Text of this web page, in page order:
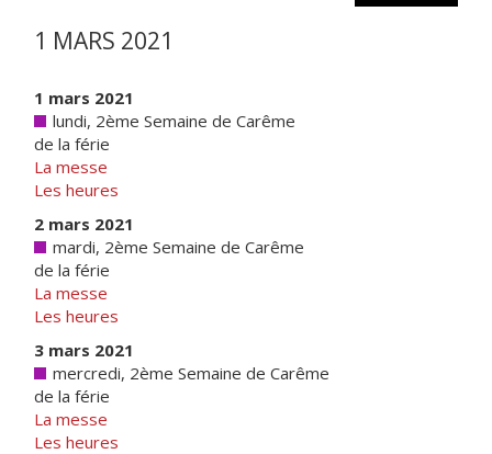
1 MARS 2021
1 mars 2021
lundi, 2ème Semaine de Carême
de la férie
La messe
Les heures
2 mars 2021
mardi, 2ème Semaine de Carême
de la férie
La messe
Les heures
3 mars 2021
mercredi, 2ème Semaine de Carême
de la férie
La messe
Les heures